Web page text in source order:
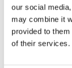
our social
may combine it
provided to
of their services.
I allt fler
företaget